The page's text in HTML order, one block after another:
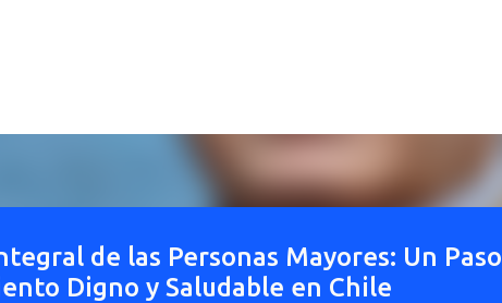
de las Personas Mayores: Un Paso
Digno y Saludable en Chile